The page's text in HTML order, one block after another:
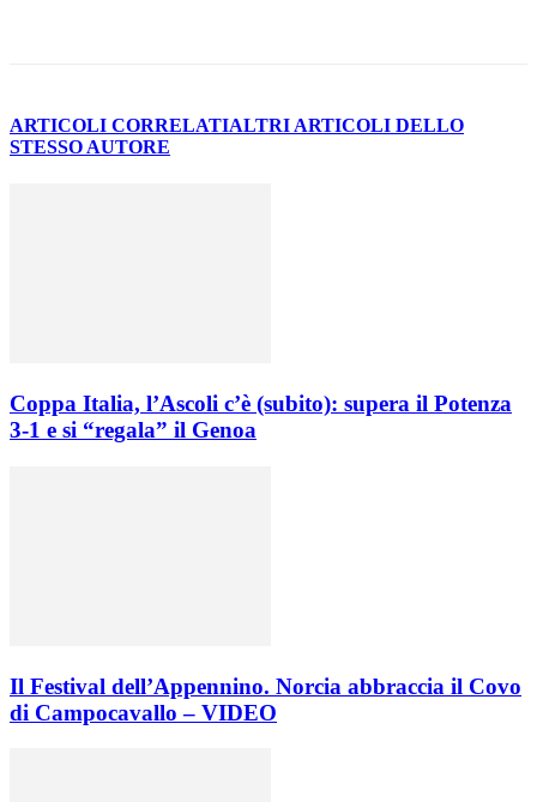
ARTICOLI CORRELATIALTRI ARTICOLI DELLO
STESSO AUTORE
Coppa Italia, l’Ascoli c’è (subito): supera il Potenza
3-1 e si “regala” il Genoa
Il Festival dell’Appennino. Norcia abbraccia il Covo
di Campocavallo – VIDEO